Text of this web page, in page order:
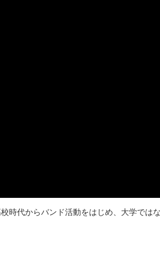
時代からバンド活動をはじめ、大学では